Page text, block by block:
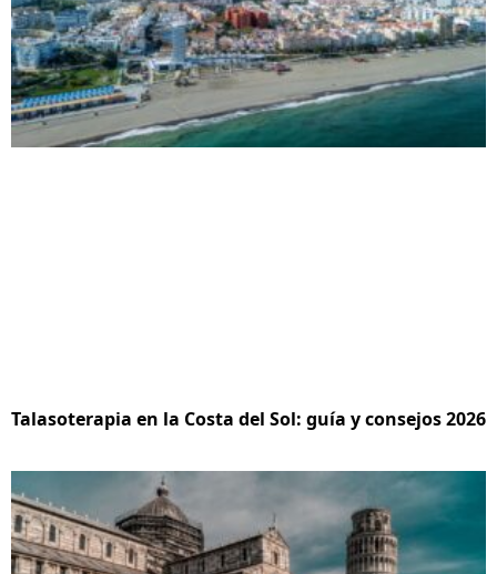
Talasoterapia en la Costa del Sol: guía y consejos 2026